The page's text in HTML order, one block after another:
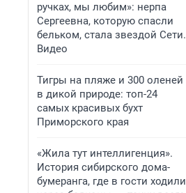
ручках, мы любим»: нерпа
Сергеевна, которую спасли
бельком, стала звездой Сети.
Видео
Тигры на пляже и 300 оленей
в дикой природе: топ-24
самых красивых бухт
Приморского края
«Жила тут интеллигенция».
История сибирского дома-
бумеранга, где в гости ходили